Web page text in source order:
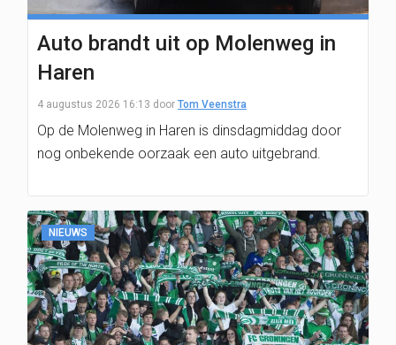
Auto brandt uit op Molenweg in
Haren
4 augustus 2026 16:13 door Tom Veenstra
Op de Molenweg in Haren is dinsdagmiddag door
nog onbekende oorzaak een auto uitgebrand.
NIEUWS